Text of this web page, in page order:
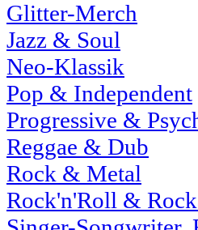
Glitter-Merch
Jazz & Soul
Neo-Klassik
Pop & Independent
Progressive &
Reggae & Dub
Rock & Metal
Rock'n'Roll &